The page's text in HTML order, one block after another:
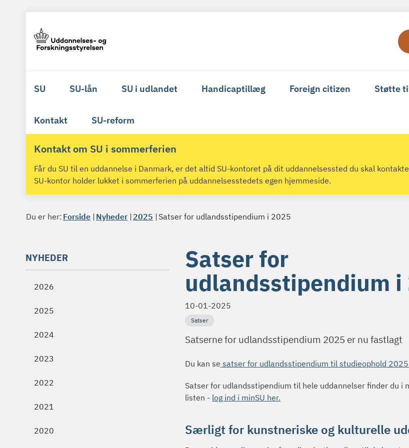
SU SU-lån SU i udlandet Handicaptillæg Foreign citizen Støtte
Kontakt SU-reform
Kontakt om SU i sommerferien
Får du SU til en uddannelse i Danmark, er det altid SU-kontoret på dit uddannelsessted du skal
SU-kontor holder lukket i sommerferien på uddannelsesstedets egen hjemmeside.
Du er her: Forside Nyheder 2025 Satser for udlandsstipendium i 2025
NYHEDER
2026
2025
2024
2023
2022
2021
2020
Satser for
udlandsstipendium i
10-01-2025
Satser
Satserne for udlandsstipendium 2025 er nu fastlagt
Du kan se satser for udlandsstipendium til studieophold 2025
Satser for udlandsstipendium til hele uddannelser finder du i
listen - log ind i minSU her.
Særligt for kunstneriske og kulturelle